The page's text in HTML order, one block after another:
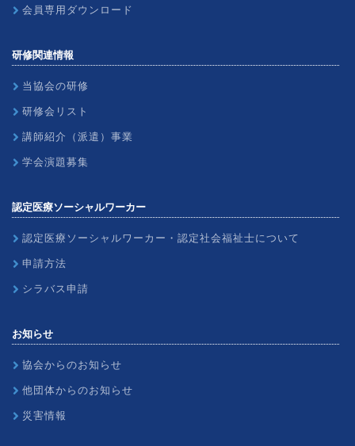
会員専用ダウンロード
研修関連情報
当協会の研修
研修会リスト
講師紹介（派遣）事業
学会演題募集
認定医療ソーシャルワーカー
認定医療ソーシャルワーカー・認定社会福祉士について
申請方法
シラバス申請
お知らせ
協会からのお知らせ
他団体からのお知らせ
災害情報